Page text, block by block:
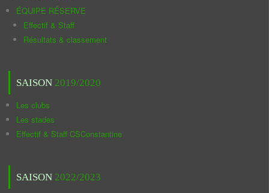
ÉQUIPE RÉSERVE
Effectif & Staff
Résultats & classement
SAISON 2019/2020
Les clubs
Les stades
Effectif & Staff CSConstantine
SAISON 2022/2023